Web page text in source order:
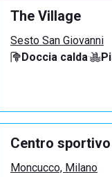
The Village
Sesto San Giovanni
Doccia calda·
Centro
Moncucco, Milano